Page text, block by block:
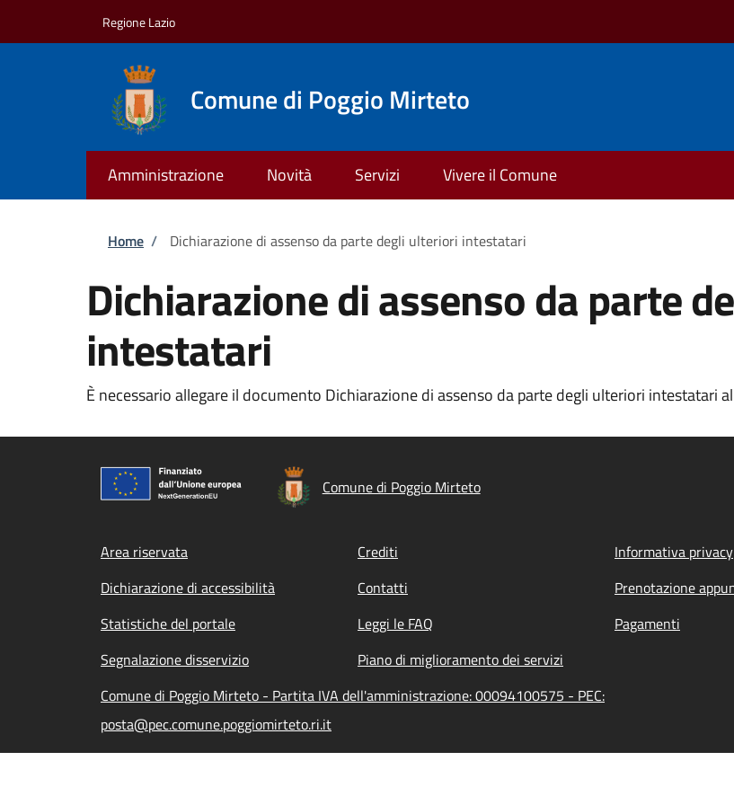
Regione Lazio
Comune di Poggio Mirteto
Amministrazione Novità Servizi Vivere il Comune
Briciole di pane
Home / Dichiarazione di assenso da parte degli ulteriori intestatari
Dichiarazione di assenso da parte
intestatari
È necessario allegare il documento Dichiarazione di assenso da parte degli ulteriori intestatari
Comune di Poggio Mirteto
Footer menu
Area riservata Crediti Informativa privacy
Dichiarazione di accessibilità
Contatti Prenotazione
Statistiche del portale
Leggi le FAQ Pagamenti
Segnalazione disservizio
Piano di miglioramento dei servizi
Comune di Poggio Mirteto - Partita IVA dell'amministrazione: 00094100575 - PEC:
posta@pec.comune.poggiomirteto.ri.it